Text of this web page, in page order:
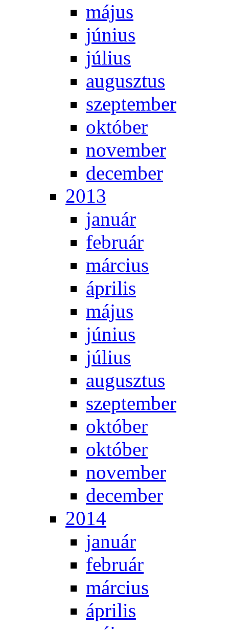
má­jus
jú­ni­us
jú­li­us
au­gusz­tus
szep­tem­ber
ok­tó­ber
no­vem­ber
de­cem­ber
2013
ja­nu­ár
feb­ru­ár
már­ci­us
áp­ri­lis
má­jus
jú­ni­us
jú­li­us
au­gusz­tus
szep­tem­ber
ok­tó­ber
ok­tó­ber
no­vem­ber
de­cem­ber
2014
ja­nu­ár
feb­ru­ár
már­ci­us
áp­ri­lis